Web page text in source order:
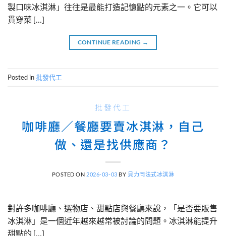
製口味冰淇淋」往往是最能打造記憶點的元素之一。它可以
貫穿菜 […]
CONTINUE READING →
Posted in批發代工
批發代工
咖啡廳／餐廳要賣冰淇淋，自己
做、還是找供應商？
POSTED ON 2026-03-03 BY 貝力岡法式冰淇淋
對許多咖啡廳、選物店、甜點店與餐廳來說，「是否要販售
冰淇淋」是一個近年越來越常被討論的問題。冰淇淋能提升
甜點的 […]